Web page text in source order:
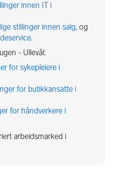
innen IT i
stillinger innen salg, og
.
- Ullevål:
for sykepleiere i
for butikkansatte i
for håndverkere i
arbeidsmarked i